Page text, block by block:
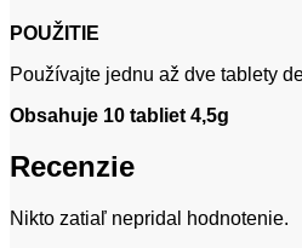
POUŽITIE
Používajte jednu až dve tablety
Obsahuje 10 tabliet 4,5g
Recenzie
Nikto zatiaľ nepridal hodnotenie.